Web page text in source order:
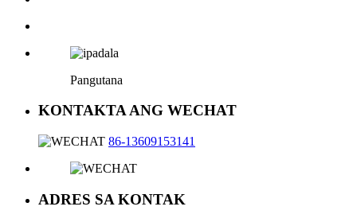
Pangutana
KONTAKTA ANG WECHAT
86-13609153141
ADRES SA KONTAK